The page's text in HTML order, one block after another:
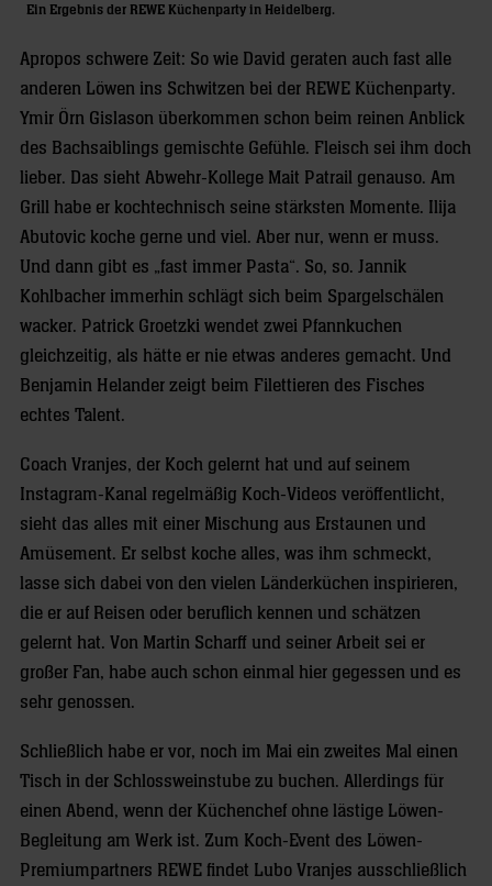
Ein Ergebnis der REWE Küchenparty in Heidelberg.
Apropos schwere Zeit: So wie David geraten auch fast alle
anderen Löwen ins Schwitzen bei der REWE Küchenparty.
Ymir Örn Gislason überkommen schon beim reinen Anblick
des Bachsaiblings gemischte Gefühle. Fleisch sei ihm doch
lieber. Das sieht Abwehr-Kollege Mait Patrail genauso. Am
Grill habe er kochtechnisch seine stärksten Momente. Ilija
Abutovic koche gerne und viel. Aber nur, wenn er muss.
Und dann gibt es „fast immer Pasta“. So, so. Jannik
Kohlbacher immerhin schlägt sich beim Spargelschälen
wacker. Patrick Groetzki wendet zwei Pfannkuchen
gleichzeitig, als hätte er nie etwas anderes gemacht. Und
Benjamin Helander zeigt beim Filettieren des Fisches
echtes Talent.
Coach Vranjes, der Koch gelernt hat und auf seinem
Instagram-Kanal regelmäßig Koch-Videos veröffentlicht,
sieht das alles mit einer Mischung aus Erstaunen und
Amüsement. Er selbst koche alles, was ihm schmeckt,
lasse sich dabei von den vielen Länderküchen inspirieren,
die er auf Reisen oder beruflich kennen und schätzen
gelernt hat. Von Martin Scharff und seiner Arbeit sei er
großer Fan, habe auch schon einmal hier gegessen und es
sehr genossen.
Schließlich habe er vor, noch im Mai ein zweites Mal einen
Tisch in der Schlossweinstube zu buchen. Allerdings für
einen Abend, wenn der Küchenchef ohne lästige Löwen-
Begleitung am Werk ist. Zum Koch-Event des Löwen-
Premiumpartners REWE findet Lubo Vranjes ausschließlich